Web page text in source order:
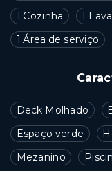
1 Cozinha
1
1 Área de serviço
Deck Molhado
Espaço verde
Mezanino